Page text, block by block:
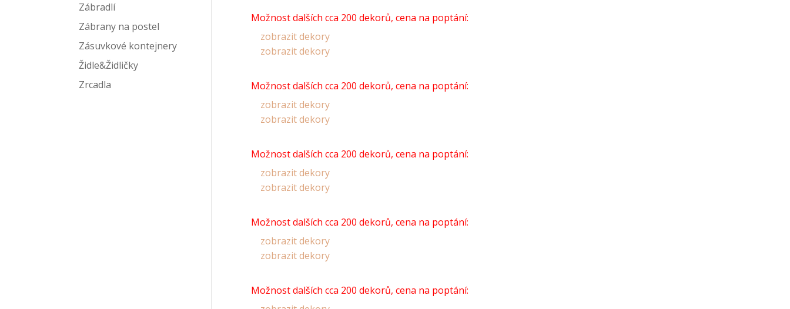
Možnost dalších cca 200 dekorů, cena na poptání:
zobrazit dekory
zobrazit dekory
Možnost dalších cca 200 dekorů, cena na poptání:
zobrazit dekory
zobrazit dekory
Možnost dalších cca 200 dekorů, cena na poptání:
zobrazit dekory
zobrazit dekory
Možnost dalších cca 200 dekorů, cena na poptání:
zobrazit dekory
zobrazit dekory
Možnost dalších cca 200 dekorů, cena na poptání:
Zábradlí
Zábrany na postel
Zásuvkové kontejnery
Židle&Židličky
Zrcadla